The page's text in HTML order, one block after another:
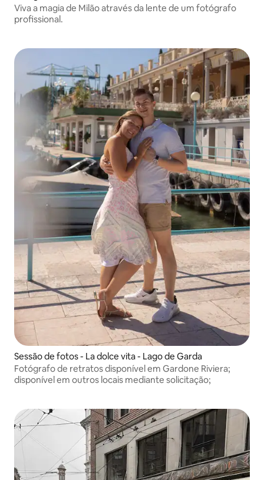
Viva a magia de Milão através da lente de um fotógrafo
profissional.
Sessão de fotos - La dolce vita - Lago de Garda
Fotógrafo de retratos disponível em Gardone Riviera;
disponível em outros locais mediante solicitação;